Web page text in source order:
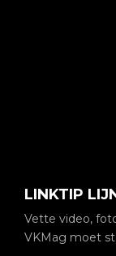
LINKTIP
Vette video,
VKMag moet